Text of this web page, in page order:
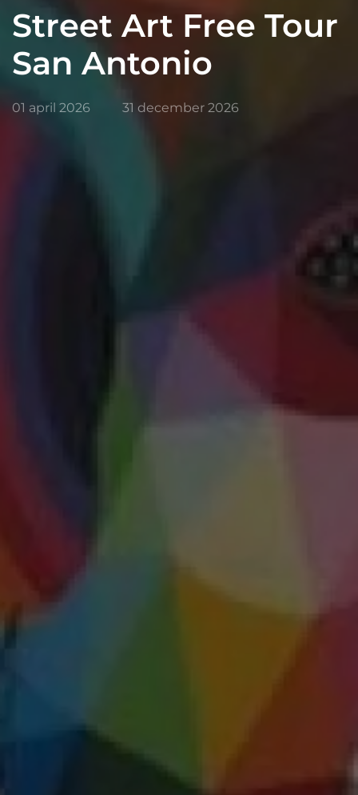
Street Art Free Tour
San Antonio
01 april 2026 31 december 2026